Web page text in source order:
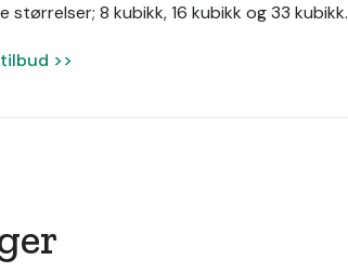
størrelser; 8 kubikk, 16 kubikk og 33 kubikk.
>>